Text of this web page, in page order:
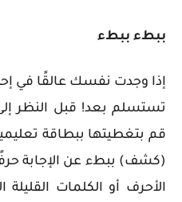
ببطء ببطء
إذا وجدت نفسك عالقًا في
تستسلم بعد! قبل النظر إلى
قم بتغطيتها ببطاقة
(كشف) ببطء عن الإجابة
الأحرف أو الكلمات